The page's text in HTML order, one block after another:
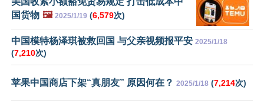
国货物 🖼️ 2025/1/19 (6,579次)
中国模特杨泽琪被救回国 与父亲视频报平安 2025/1/18
(7,210次)
苹果中国商店下架“真朋友” 原因何在？ 2025/1/18 (7,214次)